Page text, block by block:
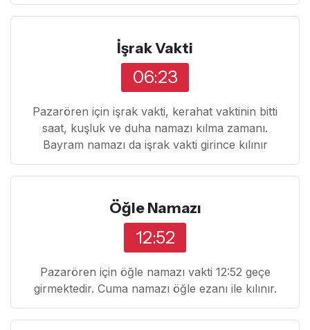
İşrak Vakti
06:23
Pazarören için işrak vakti, kerahat vaktinin bitti
saat, kuşluk ve duha namazı kılma zamanı.
Bayram namazı da işrak vakti girince kılınır
Öğle Namazı
12:52
Pazarören için öğle namazı vakti 12:52 geçe
girmektedir. Cuma namazı öğle ezanı ile kılınır.